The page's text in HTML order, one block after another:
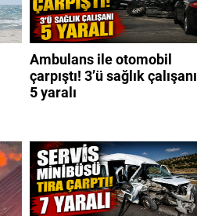
Ambulans ile otomobil
çarpıştı! 3’ü sağlık çalışanı
5 yaralı